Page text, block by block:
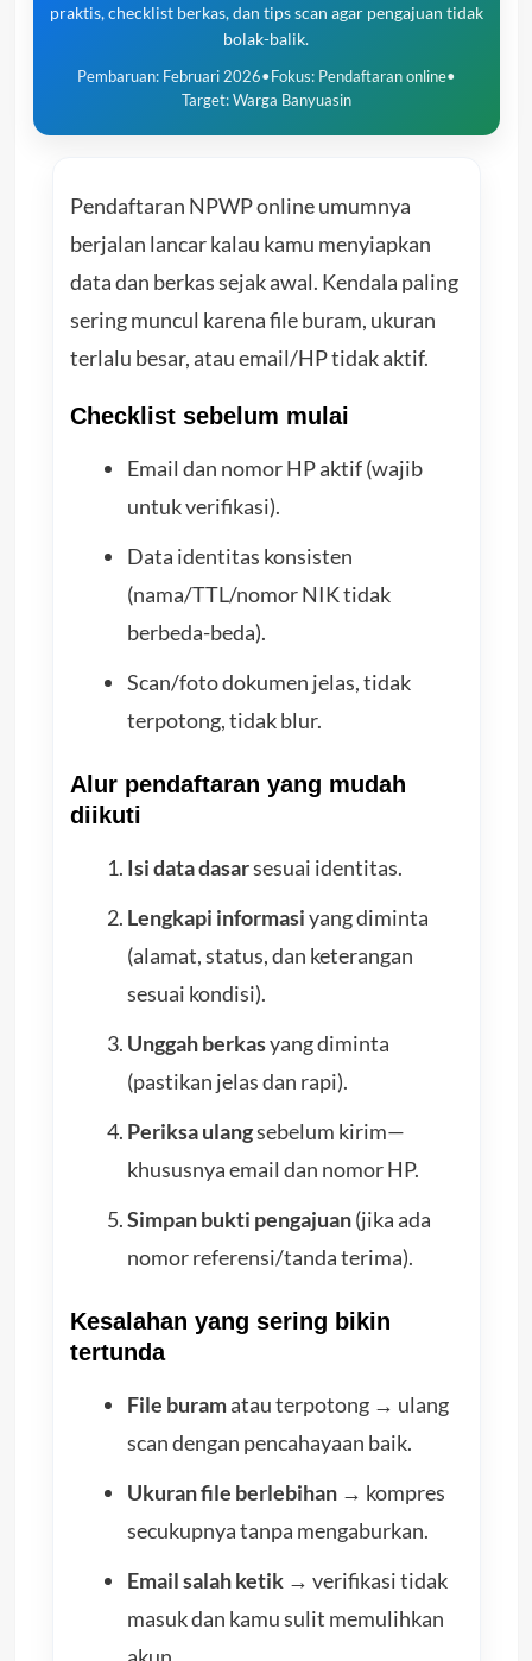
praktis, checklist berkas, dan tips scan agar pengajuan tidak
bolak-balik.
Pembaruan: Februari 2026•Fokus: Pendaftaran online•
Target: Warga Banyuasin
Pendaftaran NPWP online umumnya
berjalan lancar kalau kamu menyiapkan
data dan berkas sejak awal. Kendala paling
sering muncul karena file buram, ukuran
terlalu besar, atau email/HP tidak aktif.
Checklist sebelum mulai
Email dan nomor HP aktif (wajib
untuk verifikasi).
Data identitas konsisten
(nama/TTL/nomor NIK tidak
berbeda-beda).
Scan/foto dokumen jelas, tidak
terpotong, tidak blur.
Alur pendaftaran yang mudah
diikuti
Isi data dasarsesuai identitas.
Lengkapi informasiyang diminta
(alamat, status, dan keterangan
sesuai kondisi).
Unggah berkasyang diminta
(pastikan jelas dan rapi).
Periksa ulangsebelum kirim—
khususnya email dan nomor HP.
Simpan bukti pengajuan(jika ada
nomor referensi/tanda terima).
Kesalahan yang sering bikin
tertunda
File buramatau terpotong → ulang
scan dengan pencahayaan baik.
Ukuran file berlebihan→ kompres
secukupnya tanpa mengaburkan.
Email salah ketik→ verifikasi tidak
masuk dan kamu sulit memulihkan